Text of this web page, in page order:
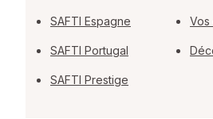
SAFTI Espagne
SAFTI Portugal
SAFTI Prestige
Vos